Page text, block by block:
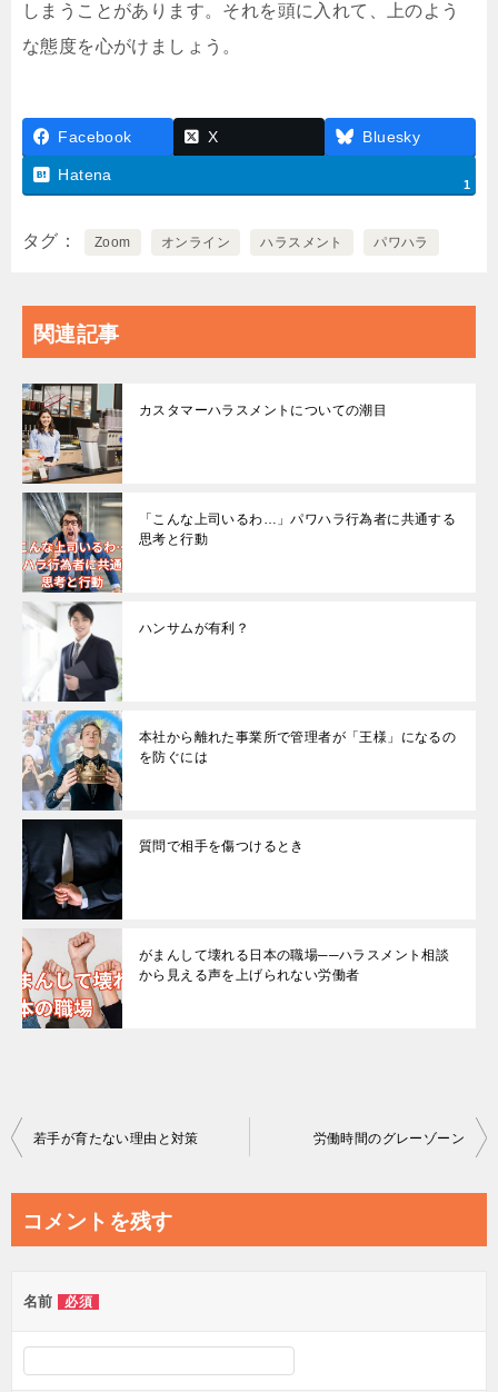
しまうことがあります。それを頭に入れて、上のよう
な態度を心がけましょう。
Facebook X Bluesky
Hatena
1
タグ Zoom オンライン ハラスメント パワハラ
関連記事
カスタマーハラスメントについての潮目
「こんな上司いるわ…」パワハラ行為者に共通する
思考と行動
ハンサムが有利？
本社から離れた事業所で管理者が「王様」になるの
を防ぐには
質問で相手を傷つけるとき
がまんして壊れる日本の職場──ハラスメント相談
から見える声を上げられない労働者
投
ビ
ー
シ
若手が育たない理由と対策 労働時間のグレーゾーン
コメントを残す
名前 必須